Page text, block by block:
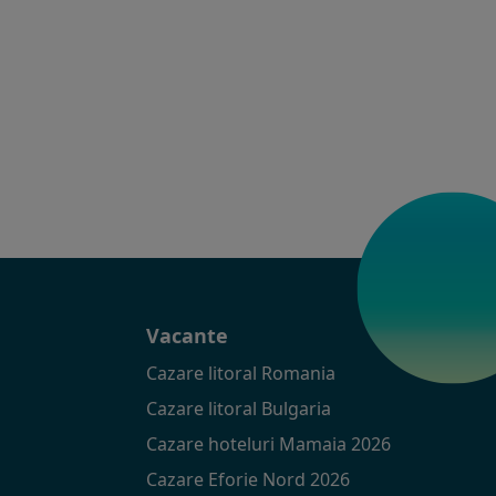
Vacante
Cazare litoral Romania
Cazare litoral Bulgaria
Cazare hoteluri Mamaia 2026
Cazare Eforie Nord 2026